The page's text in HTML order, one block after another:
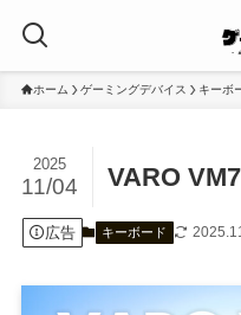
ホーム ゲーミングデバイス キーボ
VARO
2025
11/04
広告 キーボード